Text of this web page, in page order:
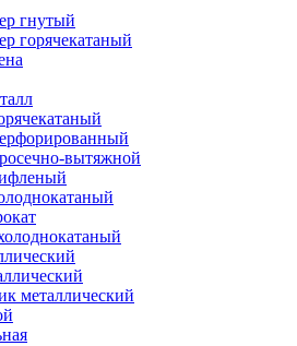
гнутый
горячекатаный
вытяжной
металлический